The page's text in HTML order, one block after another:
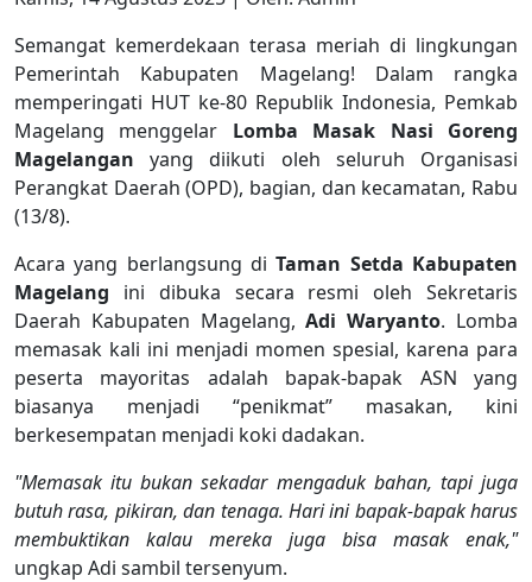
Semangat kemerdekaan terasa meriah di lingkungan
Pemerintah Kabupaten Magelang! Dalam rangka
memperingati HUT ke-80 Republik Indonesia, Pemkab
Magelang menggelar Lomba Masak Nasi Goreng
Magelangan yang diikuti oleh seluruh Organisasi
Perangkat Daerah (OPD), bagian, dan kecamatan, Rabu
(13/8).
Acara yang berlangsung diTaman Setda Kabupaten
Magelang ini dibuka secara resmi oleh Sekretaris
Daerah Kabupaten Magelang,Adi Waryanto. Lomba
memasak kali ini menjadi momen spesial, karena para
peserta mayoritas adalah bapak-bapak ASN yang
biasanya menjadi “penikmat” masakan, kini
berkesempatan menjadi koki dadakan.
"Memasak itu bukan sekadar mengaduk bahan, tapi juga
butuh rasa, pikiran, dan tenaga. Hari ini bapak-bapak harus
membuktikan kalau mereka juga bisa masak enak,"
ungkap Adi sambil tersenyum.